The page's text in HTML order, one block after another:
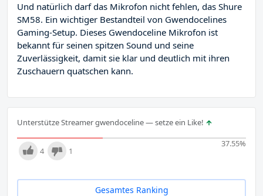
Und natürlich darf das Mikrofon nicht fehlen, das Shure
SM58. Ein wichtiger Bestandteil von Gwendocelines
Gaming-Setup. Dieses Gwendoceline Mikrofon ist
bekannt für seinen spitzen Sound und seine
Zuverlässigkeit, damit sie klar und deutlich mit ihren
Zuschauern quatschen kann.
Unterstütze Streamer gwendoceline — setze ein Like!
37.55%
4 1
Gesamtes Ranking